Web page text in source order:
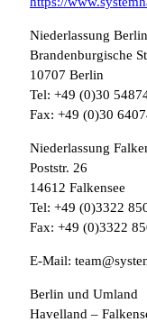
Niederlassung
Brandenburgische
10707 Berlin
Tel: +49 (0)30
Fax: +49 (0)30
Niederlassung
Poststr. 26
14612 Falkensee
Tel: +49 (0)3322
Fax: +49 (0)3322
E-Mail:
Berlin und Umland
Havelland –